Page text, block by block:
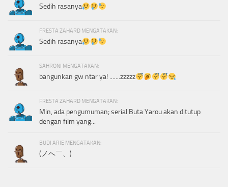
Sedih rasanya
FRESTA ZAHARD MENGATAKAN:
Sedih rasanya
SAHRONI MENGATAKAN:
bangunkan gw ntar ya! .......zzzzz
FRESTA ZAHARD MENGATAKAN:
Min, ada pengumuman; serial Buta Yarou akan ditutup
dengan film yang...
BUDI ARIE MENGATAKAN:
(ノへ￣、)